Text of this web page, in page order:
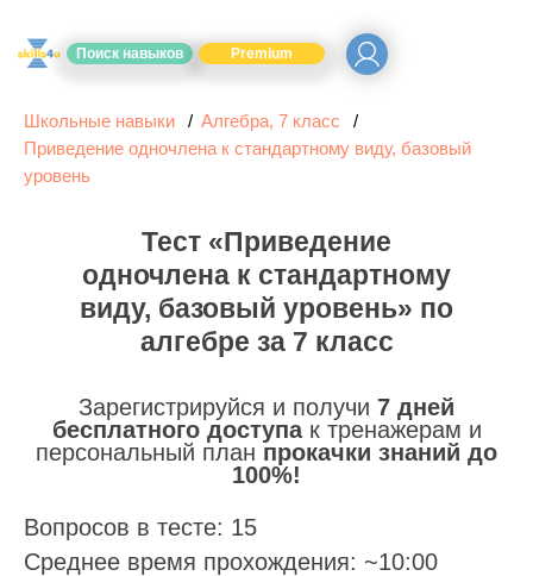
Поиск навыков Premium
Школьные навыки
Алгебра, 7 класс
Приведение одночлена к стандартному виду, базовый
уровень
Тест «Приведение
одночлена к стандартному
виду, базовый уровень» по
алгебре за 7 класс
Зарегистрируйся и получи 7 дней
бесплатного доступак тренажерам и
персональный план прокачки знаний до
100%!
Вопросов в тесте: 15
Среднее время прохождения: ~10:00